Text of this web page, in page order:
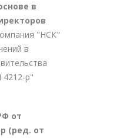
в
"НСК"
в
4212-р"
от
р (ред. от